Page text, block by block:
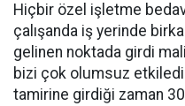
Hiçbir özel işletme
çalışanda iş yerinde
gelinen noktada girdi
bizi çok olumsuz
tamirine girdiği zaman